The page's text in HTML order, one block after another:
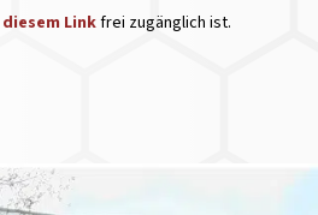
diesem Linkfrei zugänglich ist.